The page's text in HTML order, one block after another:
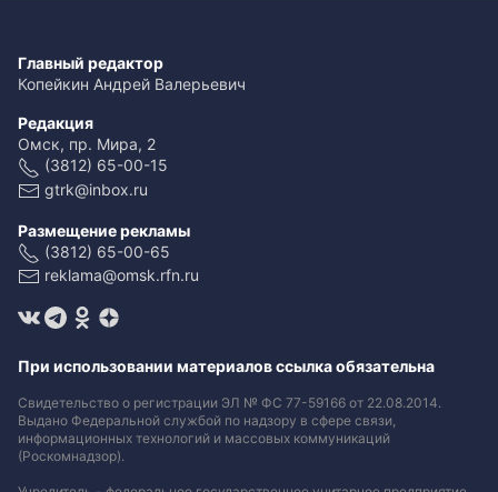
Главный редактор
Копейкин Андрей Валерьевич
Редакция
Омск, пр. Мира, 2
(3812) 65-00-15
gtrk@inbox.ru
Размещение рекламы
(3812) 65-00-65
reklama@omsk.rfn.ru
При использовании материалов ссылка обязательна
Свидетельство о регистрации ЭЛ № ФС 77-59166 от 22.08.2014.
Выдано Федеральной службой по надзору в сфере связи,
информационных технологий и массовых коммуникаций
(Роскомнадзор).